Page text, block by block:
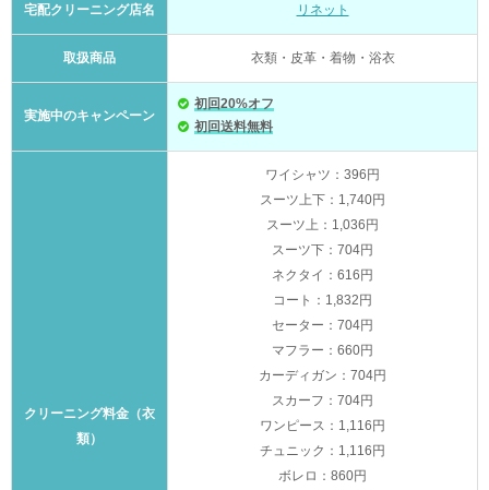
宅配クリーニング店名 リネット
取扱商品 衣類・皮革・着物・浴衣
実施中のキャンペーン
初回20%オフ
初回送料無料
クリーニング料金（衣
類）
ワイシャツ：396円
スーツ上下：1,740円
スーツ上：1,036円
スーツ下：704円
ネクタイ：616円
コート：1,832円
セーター：704円
マフラー：660円
カーディガン：704円
スカーフ：704円
ワンピース：1,116円
チュニック：1,116円
ボレロ：860円